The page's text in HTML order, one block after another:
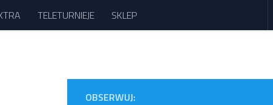
TELETURNIEJE SKLEP
OBSERWUJ: